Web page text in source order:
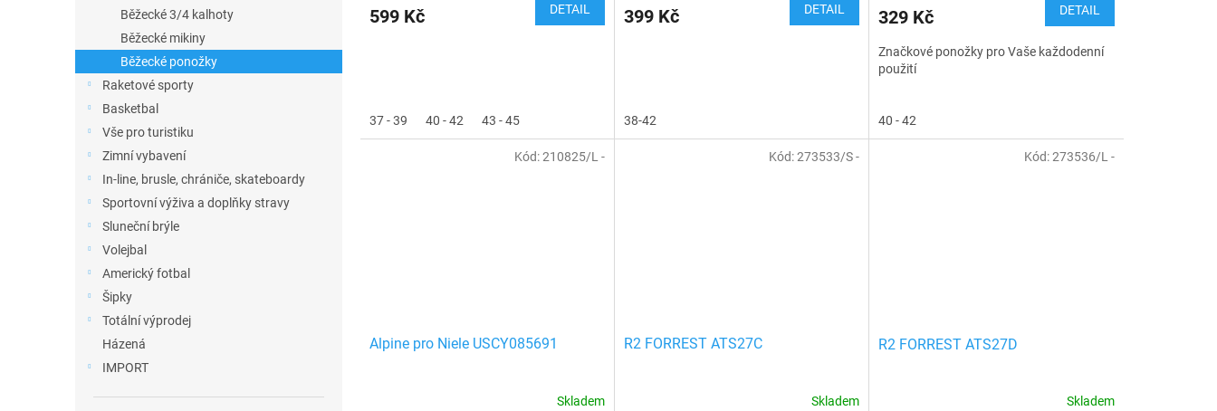
Běžecké 3/4 kalhoty
Běžecké mikiny
Běžecké ponožky
Raketové sporty
Basketbal
Vše pro turistiku
Zimní vybavení
In-line, brusle, chrániče, skateboardy
Sportovní výživa a doplňky stravy
Sluneční brýle
Volejbal
Americký fotbal
Šipky
Totální výprodej
Házená
IMPORT
599 Kč DETAIL
37 - 39 40 - 42 43 - 45
399 Kč DETAIL
38-42
329 Kč DETAIL
Značkové ponožky pro Vaše každodenní
použití
40 - 42
Alpine pro Niele USCY085691
Skladem
Kód:210825/L -
R2 FORREST ATS27C
Skladem
Kód:273533/S -
R2 FORREST ATS27D
Skladem
Kód:273536/L -